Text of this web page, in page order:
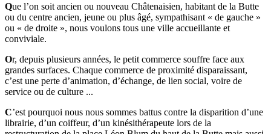
Que l’on soit ancien ou nouveau Châtenaisien, habitant de la Butte
ou du centre ancien, jeune ou plus âgé, sympathisant « de gauche »
ou « de droite », nous voulons tous une ville accueillante et
conviviale.
Or, depuis plusieurs années, le petit commerce souffre face aux
grandes surfaces. Chaque commerce de proximité disparaissant,
c’est une perte d’animation, d’échange, de lien social, voire de
service ou de culture ...
C’est pourquoi nous nous sommes battus contre la disparition d’une
librairie, d’un coiffeur, d’un kinésithérapeute lors de la